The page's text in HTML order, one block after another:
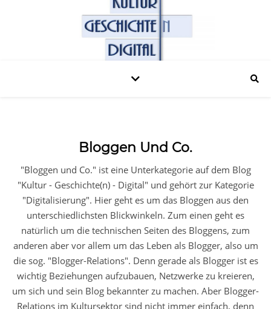
Bloggen Und Co.
"Bloggen und Co." ist eine Unterkategorie auf dem Blog
"Kultur - Geschichte(n) - Digital" und gehört zur Kategorie
"Digitalisierung". Hier geht es um das Bloggen aus den
unterschiedlichsten Blickwinkeln. Zum einen geht es
natürlich um die technischen Seiten des Bloggens, zum
anderen aber vor allem um das Leben als Blogger, also um
die sog. "Blogger-Relations". Denn gerade als Blogger ist es
wichtig Beziehungen aufzubauen, Netzwerke zu kreieren,
um sich und sein Blog bekannter zu machen. Aber Blogger-
Relations im Kultursektor sind nicht immer einfach, denn